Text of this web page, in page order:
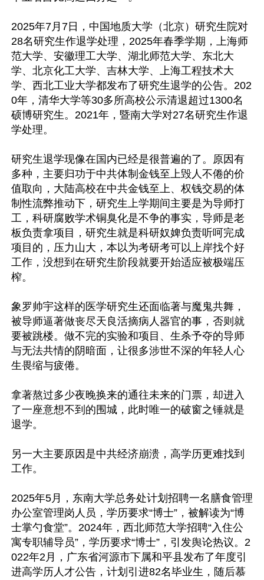
2025年7月7日，中国地质大学（北京）研究生院对
28名研究生作退学处理，2025年春季学期，上海师
范大学、安徽理工大学、湖北师范大学、东北大
学、北京化工大学、吉林大学、上海工程技术大
学、西北工业大学都发布了研究生退学的公告。202
0年，清华大学等30多所高校公示清退超过1300名
硕博研究生。2021年，暨南大学对27名研究生作退
学处理。
研究生退学现像在国内已经是很普遍的了。原因有
多种，主要归功于中共体制金钱至上毁人不倦的价
值取向，大陆高校在中共金钱至上、权钱交易的体
制性流弊推动下，研究生上学期间主要是为导师打
工，科研腐败学术铜臭化是不争的事实，导师是老
板负责拿项目，研究生就是科研奴婢负责听呵完成
项目的，压力山大，本以为考研考可以上岸找个好
工作，没想到在研究生阶段就要开始适应被极端压
榨。
象罗帅宇这样的医学研究生还面临著与魔鬼共舞，
被导师逼著做丧尽天良活摘病人器官的事，否则就
要被跳楼。做不完的实验和项目、生杀予夺的导师
与无法共情的阴暗面，让很多涉世不深的年轻人心
生畏缩与疲倦。
拿著熬过多少夜晚换来的通往未来的门票，却进入
了一座意想不到的围城，此时唯一的破窗之锤就是
退学。
另一大主要原因是中共经济崩溃，高学历更难找到
工作。
2025年5月，东南大学总务处计划招聘一名膳食管理
办公室管理岗人员，学历要求“博士”，被解读为“博
士掌勺食堂”。2024年，西北师范大学招聘“入住公
寓专职辅导员”，学历要求“博士”，引发舆论热议。2
022年2月，广东省河源市下属和平县发布了年度引
进高学历人才公告，计划引进82名毕业生，随后慕